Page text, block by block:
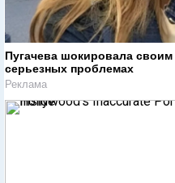
Пугачева шокировала
серьезных проблемах
Реклама